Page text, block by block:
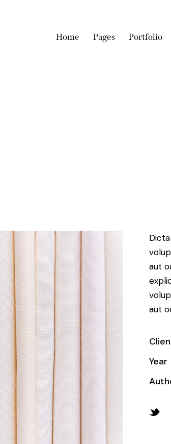
Home Pages Portfolio
aut
aut
Year